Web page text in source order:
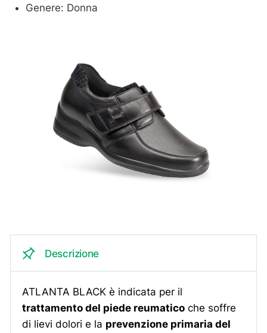
Genere: Donna
Descrizione
ATLANTA BLACK è indicata per il
trattamento del piede reumatico che soffre
di lievi dolori e la prevenzione primaria del